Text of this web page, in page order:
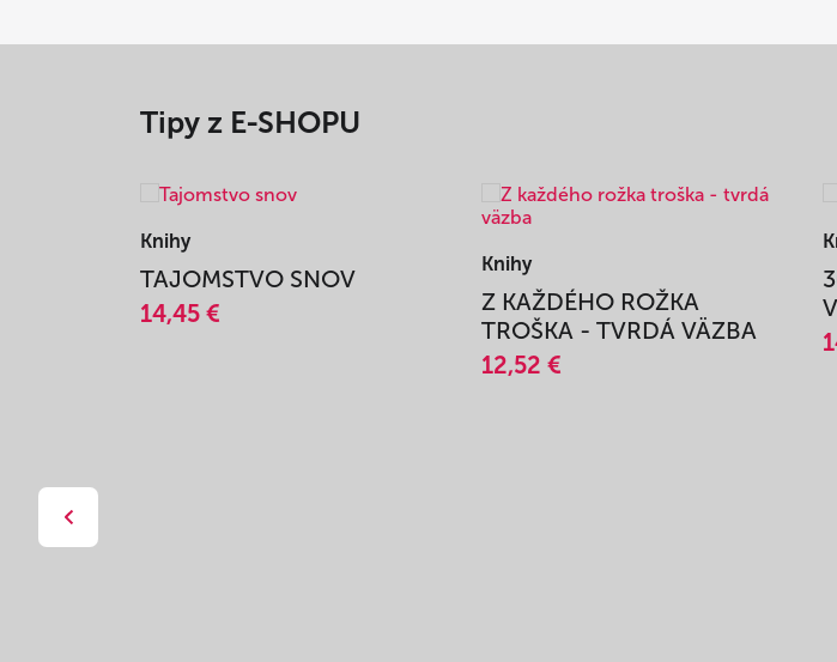
Tipy z E-SHOPU
Knihy
TAJOMSTVO SNOV
14,45 €
Knihy
Z KAŽDÉHO ROŽKA
TROŠKA - TVRDÁ VÄZBA
12,52 €